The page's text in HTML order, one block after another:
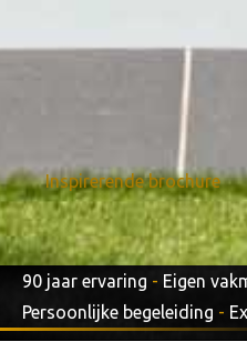
90 jaar ervaring - Eigen
Persoonlijke begeleiding -
Inspirerende brochure